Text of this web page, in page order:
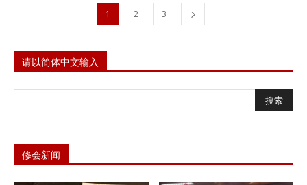
1 2 3
请以简体中文输入
修会新闻